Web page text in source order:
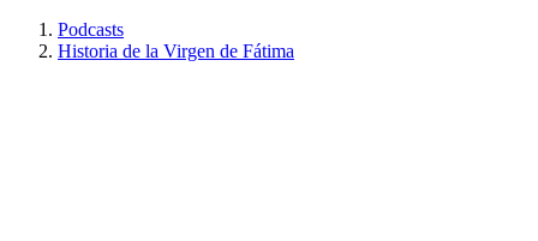
Podcasts
Historia de la Virgen de Fátima